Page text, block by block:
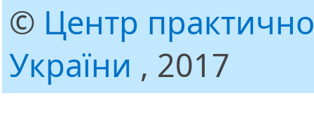
© Центр
України , 2017